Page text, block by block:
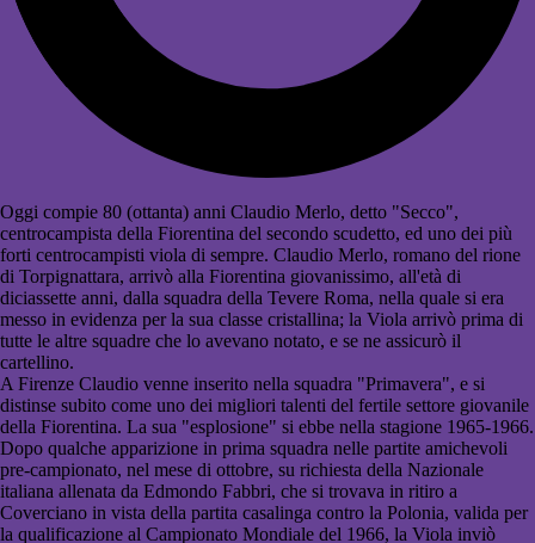
Oggi compie 80 (ottanta) anni Claudio Merlo, detto "Secco",
centrocampista della Fiorentina del secondo scudetto, ed uno dei più
forti centrocampisti viola di sempre. Claudio Merlo, romano del rione
di Torpignattara, arrivò alla Fiorentina giovanissimo, all'età di
diciassette anni, dalla squadra della Tevere Roma, nella quale si era
messo in evidenza per la sua classe cristallina; la Viola arrivò prima di
tutte le altre squadre che lo avevano notato, e se ne assicurò il
cartellino.
A Firenze Claudio venne inserito nella squadra "Primavera", e si
distinse subito come uno dei migliori talenti del fertile settore giovanile
della Fiorentina. La sua "esplosione" si ebbe nella stagione 1965-1966.
Dopo qualche apparizione in prima squadra nelle partite amichevoli
pre-campionato, nel mese di ottobre, su richiesta della Nazionale
italiana allenata da Edmondo Fabbri, che si trovava in ritiro a
Coverciano in vista della partita casalinga contro la Polonia, valida per
la qualificazione al Campionato Mondiale del 1966, la Viola inviò